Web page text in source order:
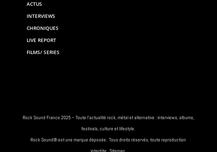
ACTUS
INTERVIEWS
CHRONIQUES
LIVE REPORT
FILMS/ SERIES
Rock Sound France 2025 – Toute l’actualité rock, métal et alternative : interviews,albums,
festivals, culture et lifestyle.
Rock Sound® est une marque déposée. Tous droits réservés, toute reproduction